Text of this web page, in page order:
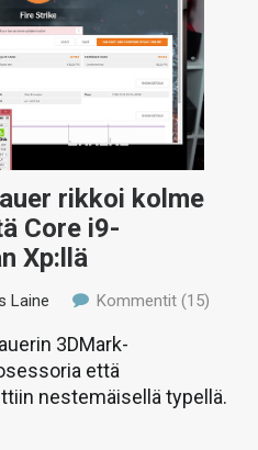
rikkoi kolme
Core i9-
Xp:llä
Laine Kommentit (15)
3DMark-
että
nestemäisellä typellä.